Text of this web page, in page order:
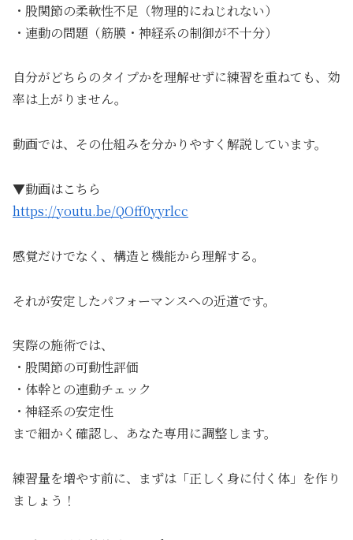
・股関節の柔軟性不足（物理的にねじれない）
・連動の問題（筋膜・神経系の制御が不十分）
自分がどちらのタイプかを理解せずに練習を重ねても、効
率は上がりません。
動画では、その仕組みを分かりやすく解説しています。
▼動画はこちら
https://youtu.be/QOff0yyrlcc
感覚だけでなく、構造と機能から理解する。
それが安定したパフォーマンスへの近道です。
実際の施術では、
・股関節の可動性評価
・体幹との連動チェック
・神経系の安定性
まで細かく確認し、あなた専用に調整します。
練習量を増やす前に、まずは「正しく身に付く体」を作り
ましょう！